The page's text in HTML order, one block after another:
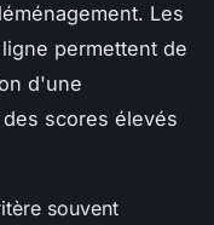
Les
permettent de
d'une
scores élevés
souvent